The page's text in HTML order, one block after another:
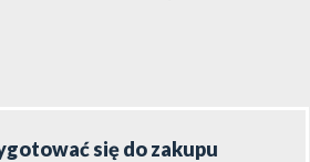
się do zakupu